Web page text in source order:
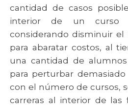
cantidad de casos
interior de un curso
considerando disminuir
para abaratar costos, al
una cantidad de
para perturbar
con el número de cursos,
carreras al interior de las